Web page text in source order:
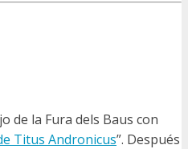
de la Fura dels Baus con
Titus Andronicus”. Después